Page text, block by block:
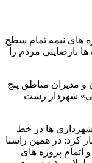
های نیمه تمام سطح
نارضایتی مردم را
مدیران مناطق پنج
شهردار رشت
شهرداری ها در خط
کرد: در همین راستا
پروژه های